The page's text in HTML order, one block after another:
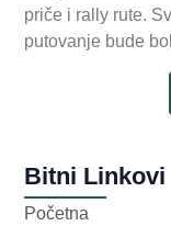
priče i rally rute.
putovanje bude
Bitni Linkovi
Početna